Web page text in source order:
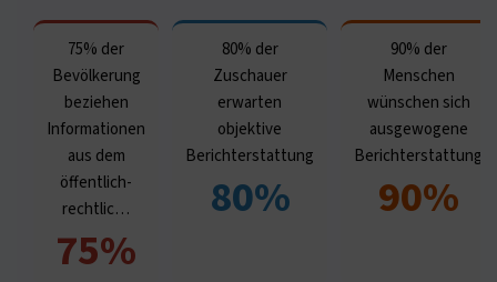
75% der
Bevölkerung
beziehen
Informationen
aus dem
öffentlich-
rechtlic…
75%
80% der
Zuschauer
erwarten
objektive
Berichterstattung
80%
90% der
Menschen
wünschen sich
ausgewogene
Berichterstattung
90%